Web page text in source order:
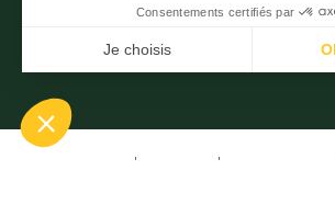
Consentements certifiés par
Je choisis
Notre plateforme vous permet
Qualité Tourisme
Menu Pied de page